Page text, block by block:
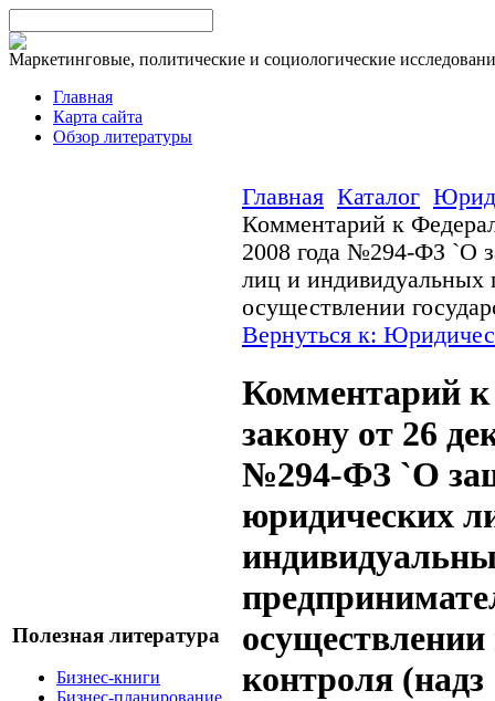
Маркетинговые, политические и социологические
Главная
Карта сайта
Обзор литературы
Полезная литература
Бизнес-книги
Главная Каталог
Комментарий к
2008 года №294-ФЗ `О
лиц и индивидуальных
осуществлении
Вернуться к:
Комментарий
закону от 26
№294-ФЗ `О
юридических
осуществлении
контроля (надз